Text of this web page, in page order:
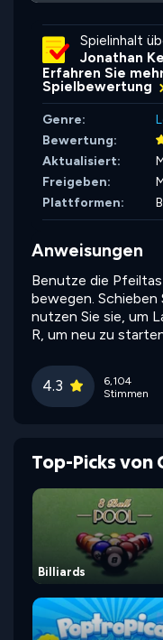
Spielinhalt
Jonathan
Erfahren Sie
Spielbewertung
Genre:
Bewertung:
Aktualisiert:
Freigeben:
Plattformen:
Anweisungen
Benutze die
bewegen. Schieben
nutzen Sie sie, um
R, um neu zu
4.3
6,104
Stimmen
Top-Picks von
Billiards